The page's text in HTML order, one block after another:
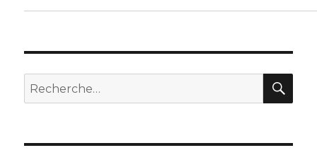
Recherche
pour :